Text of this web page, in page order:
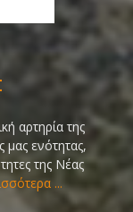
αρτηρία της
μας ενότητας,
της Νέας
...